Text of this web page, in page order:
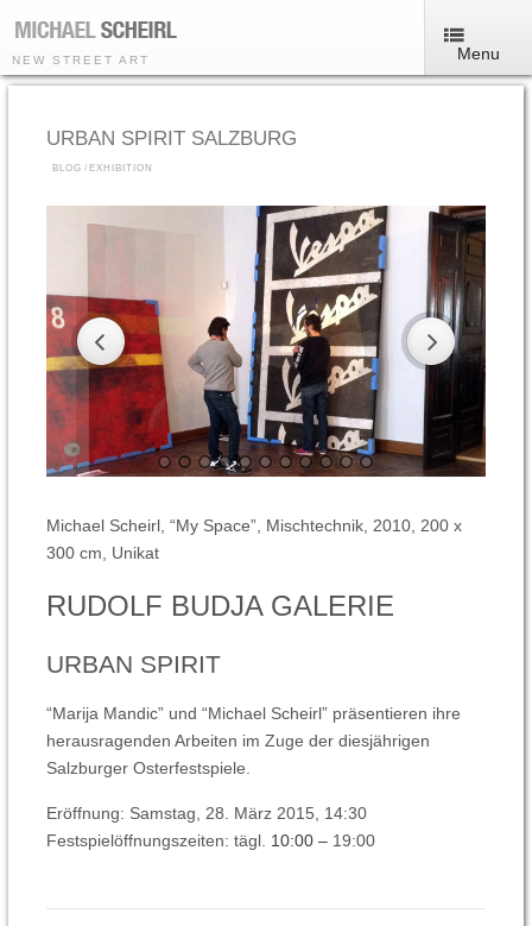
NEW STREET ART Menu
URBAN SPIRIT SALZBURG
BLOG / EXHIBITION
Michael Scheirl, “My Space”, Mischtechnik, 2010, 200 x
300 cm, Unikat
RUDOLF BUDJA GALERIE
URBAN SPIRIT
“Marija Mandic” und “Michael Scheirl” präsentieren ihre
herausragenden Arbeiten im Zuge der diesjährigen
Salzburger Osterfestspiele.
Eröffnung: Samstag, 28. März 2015, 14:30
Festspielöffnungszeiten: tägl. 10:00 –19:00